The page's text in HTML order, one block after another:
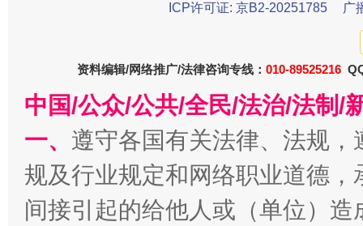
千年窑火 生生不息
ICP许可证: 京B2-20251785
广
资料编辑/网络推广/法律咨询专线： 010-89525216
中国/公众/公共/全民/法治/法制/
一、 遵守各国有关法律、法规
规及行业规定和网络职业道德
间接引起的给他人或（单位）